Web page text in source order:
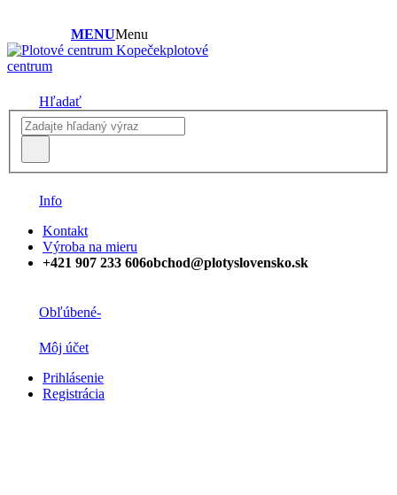
MENUMenu
plotové
centrum
Hľadať
Info
Kontakt
Výroba na mieru
+421 907 233 606obchod@plotyslovensko.sk
Obľúbené-
Môj účet
Prihlásenie
Registrácia